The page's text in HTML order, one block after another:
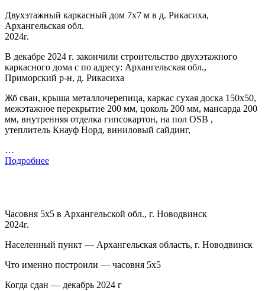
Двухэтажный каркасный дом 7х7 м в д. Рикасиха,
Архангельская обл.
2024г.
В декабре 2024 г. закончили строительство двухэтажного
каркасного дома с по адресу: Архангельская обл.,
Приморский р-н, д. Рикасиха
Жб сваи, крыша металлочерепица, каркас сухая доска 150х50,
межэтажное перекрытие 200 мм, цоколь 200 мм, мансарда 200
мм, внутренняя отделка гипсокартон, на пол OSB ,
утеплитель Кнауф Норд, виниловый сайдинг,
…
Подробнее
Часовня 5х5 в Архангельской обл., г. Новодвинск
2024г.
Населенный пункт — Архангельская область, г. Новодвинск
Что именно построили — часовня 5х5
Когда сдан — декабрь 2024 г